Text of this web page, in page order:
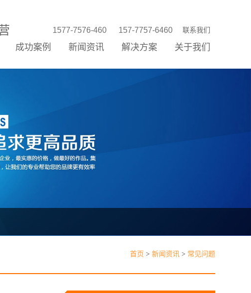
1577-7576-460 157-7757-6460 联系我们
成功案例 新闻资讯 解决方案 关于我们
网站优化
网络营销
微信公众平台
进销存新零售
首页 > 新闻资讯 > 常见问题